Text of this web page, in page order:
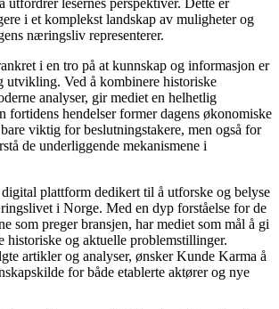
i et komplekst landskap av muligheter og
næringsliv representerer.
i en tro på at kunnskap og informasjon er
utvikling. Ved å kombinere historiske
analyser, gir mediet en helhetlig
fortidens hendelser former dagens økonomiske
viktig for beslutningstakere, men også for
de underliggende mekanismene i
plattform dedikert til å utforske og belyse
i Norge. Med en dyp forståelse for de
som preger bransjen, har mediet som mål å gi
historiske og aktuelle problemstillinger.
artikler og analyser, ønsker Kunde Karma å
for både etablerte aktører og nye